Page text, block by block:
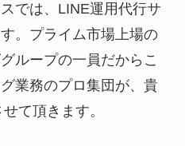
では、LINE運用代行サ
。プライム市場上場の
ループの一員だからこ
業務のプロ集団が、貴
て頂きます。